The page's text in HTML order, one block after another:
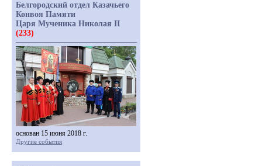
Белгородский отдел Казачьего
Конвоя Памяти
Царя Мученика Николая II
(233)
основан 15 июня 2018 г.
Другие события